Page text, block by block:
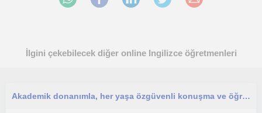
İlgini çekebilecek diğer online Ingilizce öğretmenleri
Akademik donanımla, her yaşa özgüvenli konuşma ve öğrenme